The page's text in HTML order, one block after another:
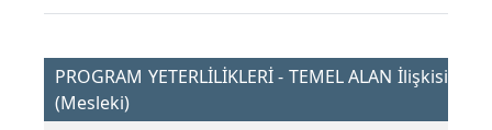
PROGRAM YETERLİLİKLERİ - TEMEL ALAN İlişkisi
(Mesleki)